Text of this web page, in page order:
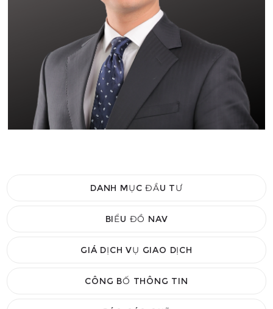
DANH MỤC ĐẦU TƯ
BIỂU ĐỒ NAV
GIÁ DỊCH VỤ GIAO DỊCH
CÔNG BỐ THÔNG TIN